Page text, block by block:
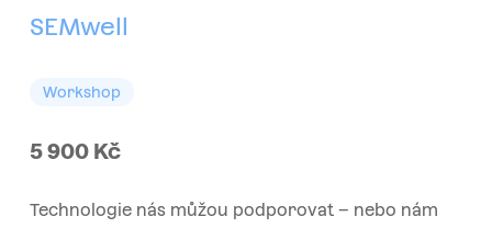
SEMwell
Workshop
5 900 Kč
Technologie nás můžou podporovat – nebo nám